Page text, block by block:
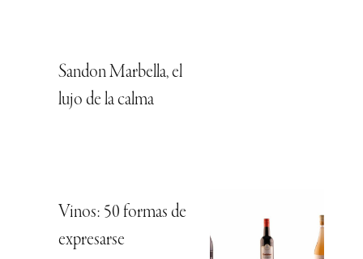
Sandon Marbella, el
lujo de la calma
Vinos: 50 formas de
expresarse